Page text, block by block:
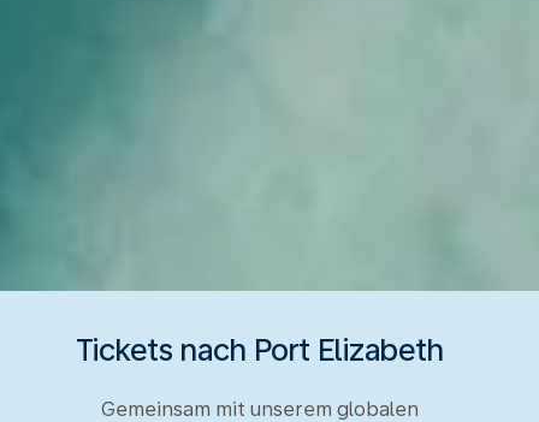
Tickets nach Port Elizabeth
Gemeinsam mit unserem globalen